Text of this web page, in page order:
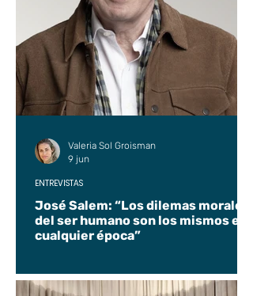
José Salem: “Los dilemas morales
del ser humano son los mismos en
cualquier época”
ENTREVISTAS
Valeria Sol Groisman
9 jun